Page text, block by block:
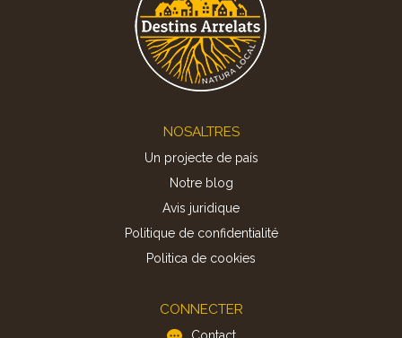
NOSALTRES
Un projecte de país
Notre blog
Avis juridique
Politique de confidentialité
Politica de cookies
CONNECTER
Contact